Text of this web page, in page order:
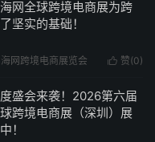
网全球跨境电商展为跨
坚实的基础！
 赞(0)
网跨境电商展览会
盛会来袭！2026第六届
跨境电商展（深圳）展
！